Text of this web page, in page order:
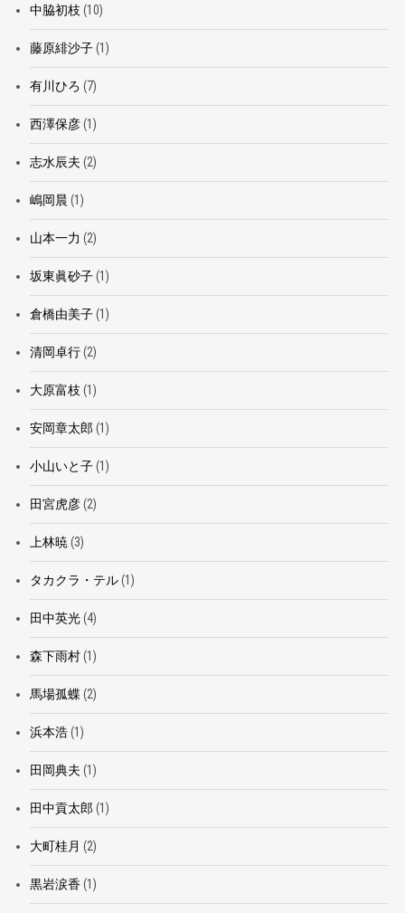
中脇初枝 (10)
藤原緋沙子(1)
有川ひろ (7)
西澤保彦(1)
志水辰夫 (2)
嶋岡晨 (1)
山本一力 (2)
坂東眞砂子(1)
倉橋由美子(1)
清岡卓行(2)
大原富枝 (1)
安岡章太郎 (1)
小山いと子(1)
田宮虎彦(2)
上林暁 (3)
タカクラ・テル(1)
田中英光(4)
森下雨村(1)
馬場孤蝶 (2)
浜本浩(1)
田岡典夫 (1)
田中貢太郎 (1)
大町桂月 (2)
黒岩涙香(1)